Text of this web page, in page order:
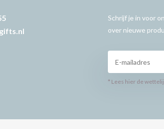
Schrijf je in voor
over nieuwe
* Lees hier de